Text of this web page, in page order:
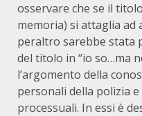
osservare che se il
memoria) si attaglia
peraltro sarebbe stata
del titolo in “io so…ma
l’argomento della
personali della polizia
processuali. In essi è